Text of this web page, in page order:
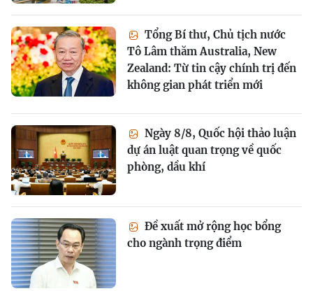
Tổng Bí thư, Chủ tịch nước
Tô Lâm thăm Australia, New
Zealand: Từ tin cậy chính trị đến
không gian phát triển mới
Ngày 8/8, Quốc hội thảo luận
dự án luật quan trọng về quốc
phòng, dầu khí
Đề xuất mở rộng học bổng
cho ngành trọng điểm